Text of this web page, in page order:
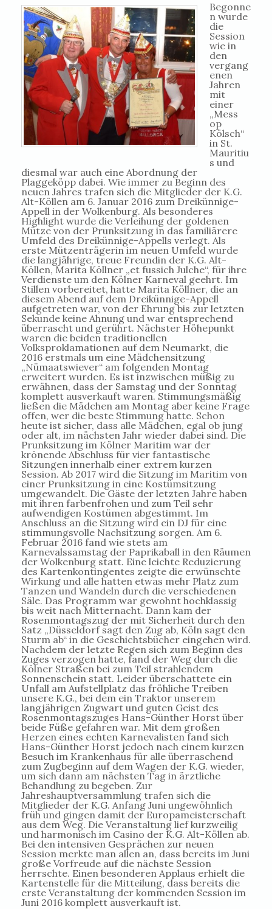
Begonne
n wurde
die
Session
wie in
den
vergang
enen
Jahren
mit
einer
„Mess
op
Kölsch“
in St.
Mauritiu
s und
diesmal war auch eine Abordnung der
Plaggeköpp dabei. Wie immer zu Beginn des
neuen Jahres trafen sich die Mitglieder der K.G.
Alt-Köllen am 6. Januar 2016 zum Dreikünnige-
Appell in der Wolkenburg. Als besonderes
Highlight wurde die Verleihung der goldenen
Mütze von der Prunksitzung in das familiärere
Umfeld des Dreikünnige-Appells verlegt. Als
erste Mützenträgerin im neuen Umfeld wurde
die langjährige, treue Freundin der K.G. Alt-
Köllen, Marita Köllner „et fussich Julche“, für ihre
Verdienste um den Kölner Karneval geehrt. Im
Stillen vorbereitet, hatte Marita Köllner, die an
diesem Abend auf dem Dreikünnige-Appell
aufgetreten war, von der Ehrung bis zur letzten
Sekunde keine Ahnung und war entsprechend
überrascht und gerührt. Nächster Höhepunkt
waren die beiden traditionellen
Volksproklamationen auf dem Neumarkt, die
2016 erstmals um eine Mädchensitzung
„Nümaatswiever“ am folgenden Montag
erweitert wurden. Es ist inzwischen müßig zu
erwähnen, dass der Samstag und der Sonntag
komplett ausverkauft waren. Stimmungsmäßig
ließen die Mädchen am Montag aber keine Frage
offen, wer die beste Stimmung hatte. Schon
heute ist sicher, dass alle Mädchen, egal ob jung
oder alt, im nächsten Jahr wieder dabei sind. Die
Prunksitzung im Kölner Maritim war der
krönende Abschluss für vier fantastische
Sitzungen innerhalb einer extrem kurzen
Session. Ab 2017 wird die Sitzung im Maritim von
einer Prunksitzung in eine Kostümsitzung
umgewandelt. Die Gäste der letzten Jahre haben
mit ihren farbenfrohen und zum Teil sehr
aufwendigen Kostümen abgestimmt. Im
Anschluss an die Sitzung wird ein DJ für eine
stimmungsvolle Nachsitzung sorgen. Am 6.
Februar 2016 fand wie stets am
Karnevalssamstag der Paprikaball in den Räumen
der Wolkenburg statt. Eine leichte Reduzierung
des Kartenkontingentes zeigte die erwünschte
Wirkung und alle hatten etwas mehr Platz zum
Tanzen und Wandeln durch die verschiedenen
Säle. Das Programm war gewohnt hochklassig
bis weit nach Mitternacht. Dann kam der
Rosenmontagszug der mit Sicherheit durch den
Satz „Düsseldorf sagt den Zug ab, Köln sagt den
Sturm ab“ in die Geschichtsbücher eingehen wird.
Nachdem der letzte Regen sich zum Beginn des
Zuges verzogen hatte, fand der Weg durch die
Kölner Straßen bei zum Teil strahlendem
Sonnenschein statt. Leider überschattete ein
Unfall am Aufstellplatz das fröhliche Treiben
unsere K.G., bei dem ein Traktor unserem
langjährigen Zugwart und guten Geist des
Rosenmontagszuges Hans-Günther Horst über
beide Füße gefahren war. Mit dem großen
Herzen eines echten Karnevalisten fand sich
Hans-Günther Horst jedoch nach einem kurzen
Besuch im Krankenhaus für alle überraschend
zum Zugbeginn auf dem Wagen der K.G. wieder,
um sich dann am nächsten Tag in ärztliche
Behandlung zu begeben. Zur
Jahreshauptversammlung trafen sich die
Mitglieder der K.G. Anfang Juni ungewöhnlich
früh und gingen damit der Europameisterschaft
aus dem Weg. Die Veranstaltung lief kurzweilig
und harmonisch im Casino der K.G. Alt-Köllen ab.
Bei den intensiven Gesprächen zur neuen
Session merkte man allen an, dass bereits im Juni
große Vorfreude auf die nächste Session
herrschte. Einen besonderen Applaus erhielt die
Kartenstelle für die Mitteilung, dass bereits die
erste Veranstaltung der kommenden Session im
Juni 2016 komplett ausverkauft ist.